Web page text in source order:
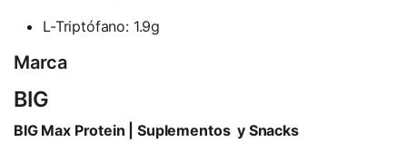
L-Triptófano: 1.9g
Marca
BIG
BIG Max Protein | Suplementos y Snacks